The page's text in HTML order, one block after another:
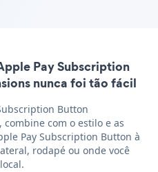
Pay Subscription
nunca foi tão fácil
Button
com o estilo e as
Pay Subscription Button à
rodapé ou onde você